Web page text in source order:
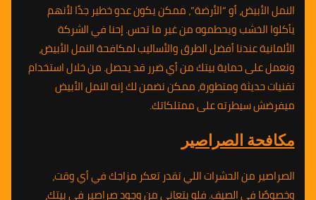
النمل الأبيض، أو “الأرضة”، ممكن يكون عدو خطير جدًا لأنهم
يأكلوا الخشب ويحطموه من غير ما تحس. إحنا في الشركة
الألمانية عندنا أفضل الطرق والأساليب لمكافحة النمل الأبيض،
ونعمل على حماية بيتك من أي ضرر قد يحصل. من خلال استخدام
تقنيات حديثة ومتطورة، ممكن نضمن لك إنه النمل الأبيض
ميفرضش سيطرته على ممتلكاتك.
مكافحة الصراصير
الصراصير من الحشرات اللي تقدر تعكر مزاجك في أي وقت،
وخصوصًا في الصيف. فلو بتعاني من وجود صراصير في بيتك،